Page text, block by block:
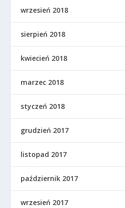
wrzesień 2018
sierpień 2018
kwiecień 2018
marzec 2018
styczeń 2018
grudzień 2017
listopad 2017
październik 2017
wrzesień 2017